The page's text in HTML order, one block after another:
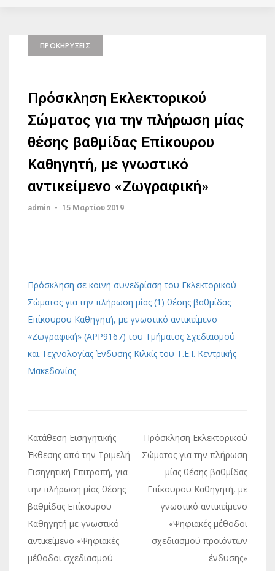
ΠΡΟΚΗΡΎΞΕΙΣ
Πρόσκληση Εκλεκτορικού
Σώματος για την πλήρωση μίας
θέσης βαθμίδας Επίκουρου
Καθηγητή, με γνωστικό
αντικείμενο «Ζωγραφική»
admin - 15 Μαρτίου 2019
Πρόσκληση σε κοινή συνεδρίαση του Εκλεκτορικού
Σώματος για την πλήρωση μίας (1) θέσης βαθμίδας
Επίκουρου Καθηγητή, με γνωστικό αντικείμενο
«Ζωγραφική» (ΑPP9167) του Τμήματος Σχεδιασμού
και Τεχνολογίας Ένδυσης Κιλκίς του Τ.Ε.Ι. Κεντρικής
Μακεδονίας
Πλοήγηση
άρθρων
Κατάθεση Εισηγητικής
Έκθεσης από την Τριμελή
Εισηγητική Επιτροπή, για
την πλήρωση μίας θέσης
βαθμίδας Επίκουρου
Καθηγητή με γνωστικό
αντικείμενο «Ψηφιακές
μέθοδοι σχεδιασμού
Πρόσκληση Εκλεκτορικού
Σώματος για την πλήρωση
μίας θέσης βαθμίδας
Επίκουρου Καθηγητή, με
γνωστικό αντικείμενο
«Ψηφιακές μέθοδοι
σχεδιασμού προϊόντων
ένδυσης»